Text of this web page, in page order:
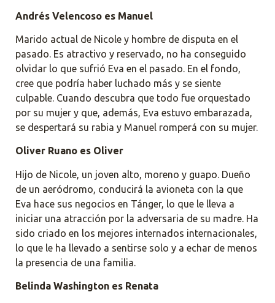
Andrés Velencoso es Manuel
Marido actual de Nicole y hombre de disputa en el
pasado. Es atractivo y reservado, no ha conseguido
olvidar lo que sufrió Eva en el pasado. En el fondo,
cree que podría haber luchado más y se siente
culpable. Cuando descubra que todo fue orquestado
por su mujer y que, además, Eva estuvo embarazada,
se despertará su rabia y Manuel romperá con su mujer.
Oliver Ruano es Oliver
Hijo de Nicole, un joven alto, moreno y guapo. Dueño
de un aeródromo, conducirá la avioneta con la que
Eva hace sus negocios en Tánger, lo que le lleva a
iniciar una atracción por la adversaria de su madre. Ha
sido criado en los mejores internados internacionales,
lo que le ha llevado a sentirse solo y a echar de menos
la presencia de una familia.
Belinda Washington es Renata